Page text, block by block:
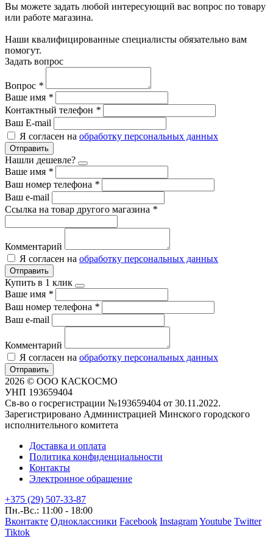
Вы можете задать любой интересующий вас вопрос по товару
или работе магазина.
Наши квалифицированные специалисты обязательно вам
помогут.
Задать вопрос
Вопрос *
Ваше имя *
Контактный телефон *
Ваш E-mail
Я согласен на обработку персональных данных
Отправить
Нашли дешевле?
Ваше имя *
Ваш номер телефона *
Ваш e-mail
Ссылка на товар другого магазина *
Комментарий
Я согласен на обработку персональных данных
Отправить
Купить в 1 клик
Ваше имя *
Ваш номер телефона *
Ваш e-mail
Комментарий
Я согласен на обработку персональных данных
Отправить
2026 © ООО КАСКОСМО
УНП 193659404
Св-во о госрегистрации №193659404 от 30.11.2022.
Зарегистрировано Администрацией Минского городского
исполнительного комитета
Доставка и оплата
Политика конфиденциальности
Контакты
Электронное обращение
+375 (29) 507-33-87
Пн.-Вс.: 11:00 - 18:00
Вконтакте Одноклассники Facebook InstagramYoutube Twitter
Tiktok